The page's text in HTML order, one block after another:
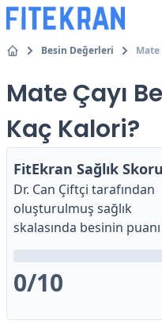
Besin Değerleri Mate
Mate Çayı
Kaç Kalori?
FitEkran Sağlık Skoru
Dr. Can Çiftçi tarafından
oluşturulmuş sağlık
skalasında besinin puanı
0/10